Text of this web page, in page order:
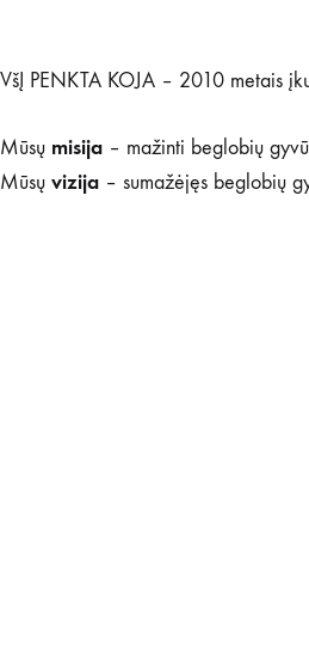
VšĮ PENKTA KOJA – 2010 metais
Mūsų misija – mažinti beglobių
Mūsų vizija – sumažėjęs beglobių